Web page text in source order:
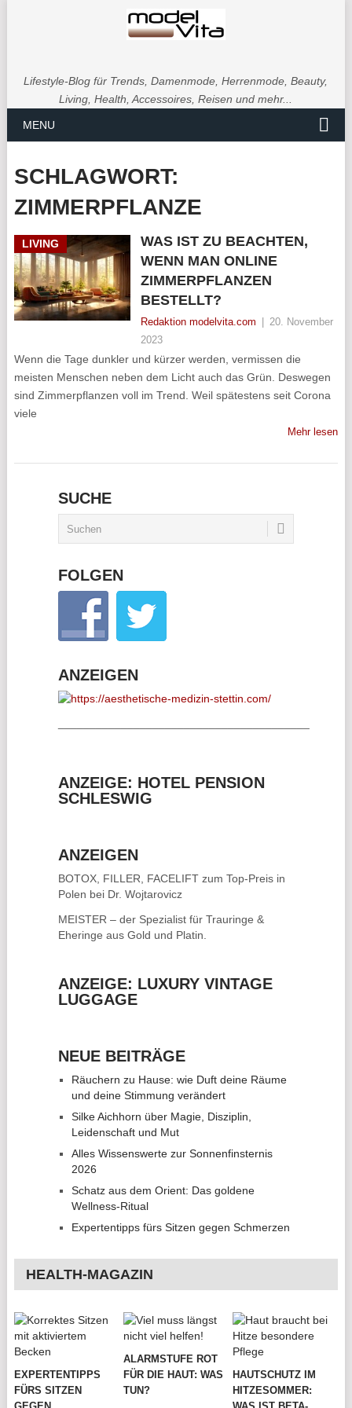
Lifestyle-Blog für Trends, Damenmode, Herrenmode, Beauty,
Living, Health, Accessoires, Reisen und mehr...
MENU
SCHLAGWORT:
ZIMMERPFLANZE
LIVING
WAS IST ZU BEACHTEN,
WENN MAN ONLINE
ZIMMERPFLANZEN
BESTELLT?
Redaktion modelvita.com
20. November
2023
Wenn die Tage dunkler und kürzer werden, vermissen die
meisten Menschen neben dem Licht auch das Grün. Deswegen
sind Zimmerpflanzen voll im Trend. Weil spätestens seit Corona
viele
Mehr lesen
SUCHE
FOLGEN
ANZEIGEN
ANZEIGE: HOTEL PENSION
SCHLESWIG
ANZEIGEN
BOTOX, FILLER, FACELIFTzum Top-Preis in
Polen bei Dr. Wojtarovicz
MEISTER – der Spezialist für Trauringe &
Eheringe aus Gold und Platin.
ANZEIGE: LUXURY VINTAGE
LUGGAGE
NEUE BEITRÄGE
Räuchern zu Hause: wie Duft deine Räume
und deine Stimmung verändert
Silke Aichhorn über Magie, Disziplin,
Leidenschaft und Mut
Alles Wissenswerte zur Sonnenfinsternis
2026
Schatz aus dem Orient: Das goldene
Wellness-Ritual
Expertentipps fürs Sitzen gegen Schmerzen
HEALTH-MAGAZIN
EXPERTENTIPPS
FÜRS SITZEN
ALARMSTUFE ROT
FÜR DIE HAUT: WAS
TUN?
HAUTSCHUTZ IM
HITZESOMMER: